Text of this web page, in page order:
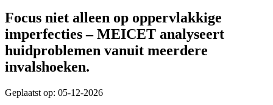
Focus niet alleen op oppervlakkige
imperfecties – MEICET analyseert
huidproblemen vanuit meerdere
invalshoeken.
Geplaatst op: 05-12-2026